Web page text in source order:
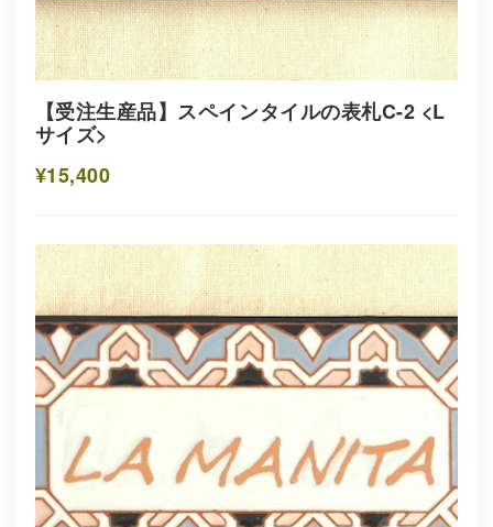
【受注生産品】スペインタイルの表札C-2 <L
サイズ>
¥15,400